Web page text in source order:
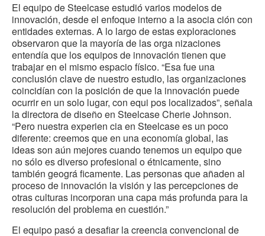
El equipo de Steelcase estudió varios modelos de
innovación, desde el enfoque interno a la asocia ción con
entidades externas. A lo largo de estas exploraciones
observaron que la mayoría de las orga nizaciones
entendía que los equipos de innovación tienen que
trabajar en el mismo espacio físico. “Esa fue una
conclusión clave de nuestro estudio, las organizaciones
coincidían con la posición de que la innovación puede
ocurrir en un solo lugar, con equi pos localizados”, señala
la directora de diseño en Steelcase Cherie Johnson.
“Pero nuestra experien cia en Steelcase es un poco
diferente: creemos que en una economía global, las
ideas son aún mejores cuando tenemos un equipo que
no sólo es diverso profesional o étnicamente, sino
también geográ ficamente. Las personas que añaden al
proceso de innovación la visión y las percepciones de
otras culturas incorporan una capa más profunda para la
resolución del problema en cuestión.”
El equipo pasó a desafiar la creencia convencional de